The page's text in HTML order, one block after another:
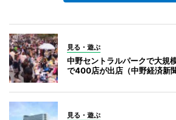
見る・遊ぶ
中野セントラルパークで大規
で400店が出店（中野経済新聞
見る・遊ぶ